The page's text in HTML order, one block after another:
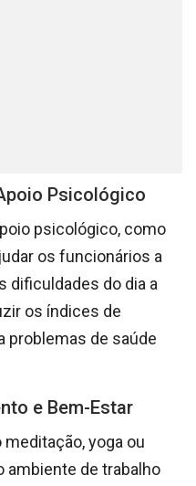
Psicológico
psicológico, como
os funcionários a
dificuldades do dia a
os índices de
problemas de saúde
e Bem-Estar
yoga ou
de trabalho